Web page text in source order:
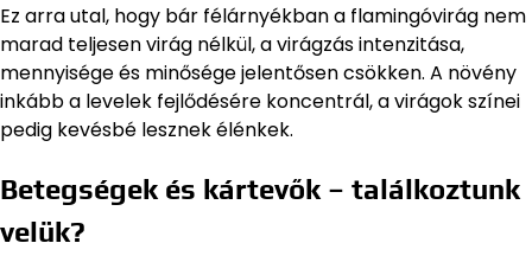
Ez arra utal, hogy bár félárnyékban a flamingóvirág nem
marad teljesen virág nélkül, a virágzás intenzitása,
mennyisége és minősége jelentősen csökken. A növény
inkább a levelek fejlődésére koncentrál, a virágok színei
pedig kevésbé lesznek élénkek.
Betegségek és kártevők – találkoztunk
velük?